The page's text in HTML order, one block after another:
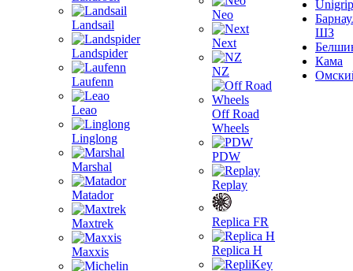
Landsail
Landspider
Laufenn
Leao
Linglong
Marshal
Matador
Maxtrek
Maxxis
Neo
Next
NZ
Off Road
Wheels
PDW
Replay
Replica FR
Replica H
Unigrip
ШЗ
Кама